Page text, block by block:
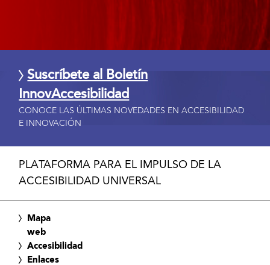
Suscríbete al Boletín
InnovAccesibilidad
CONOCE LAS ÚLTIMAS NOVEDADES EN ACCESIBILIDAD
E INNOVACIÓN
PLATAFORMA PARA EL IMPULSO DE LA
ACCESIBILIDAD UNIVERSAL
Mapa
web
Accesibilidad
Enlaces